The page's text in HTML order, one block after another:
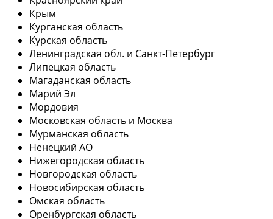
Крым
Курганская область
Курская область
Ленинградская обл. и Санкт-Петербург
Липецкая область
Магаданская область
Марий Эл
Мордовия
Московская область и Москва
Мурманская область
Ненецкий АО
Нижегородская область
Новгородская область
Новосибирская область
Омская область
Оренбургская область